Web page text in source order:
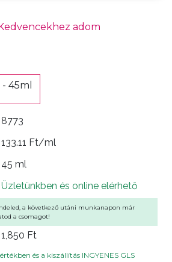
adom
45ml
8773
133.11 Ft/ml
45 ml
Üzletünkben és online elérhető
a következő utáni munkanapon már
a csomagot!
1,850 Ft
értékben és a kiszállítás INGYENES GLS